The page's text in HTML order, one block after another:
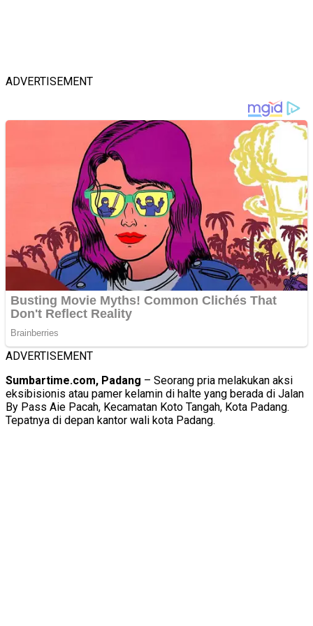
ADVERTISEMENT
ADVERTISEMENT
Sumbartime.com, Padang – Seorang pria melakukan aksi
eksibisionis atau pamer kelamin di halte yang berada di Jalan
By Pass Aie Pacah, Kecamatan Koto Tangah, Kota Padang.
Tepatnya di depan kantor wali kota Padang.